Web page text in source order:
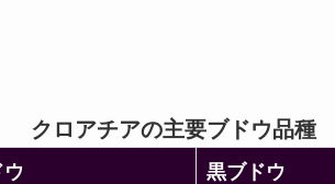
クロアチアの主要ブドウ品種
ウ 黒ブドウ